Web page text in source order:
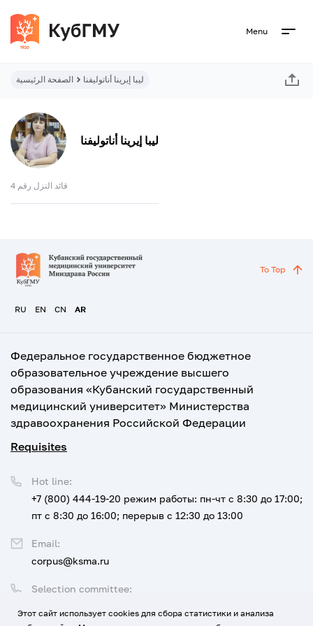
Menu
الصفحة الرئيسية ليبا إيرينا أناتوليفنا
ليبا إيرينا أناتوليفنا
قائد النزل رقم 4
RU EN CN AR
To Top
Федеральное государственное бюджетное
образовательное учреждение высшего
образования «Кубанский государственный
медицинский университет» Министерства
здравоохранения Российской Федерации
Requisites
Selection committee:
Hot line:
+7 (800) 444-19-20 режим работы: пн-чт с 8:30 до 17:00;
пт с 8:30 до 16:00; перерыв с 12:30 до 13:00
Email:
corpus@ksma.ru
Этот сайт использует cookies для сбора статистики и анализа